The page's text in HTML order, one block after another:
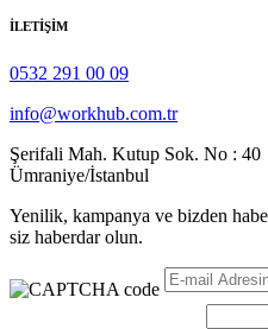
İLETİŞİM
0532 291 00 09
info@workhub.com.tr
Şerifali Mah. Kutup Sok. No : 40
Ümraniye/İstanbul
Yenilik, kampanya ve bizden
siz haberdar olun.